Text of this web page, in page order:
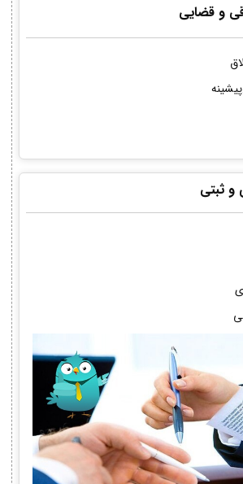
و قضایی
و ثبتی